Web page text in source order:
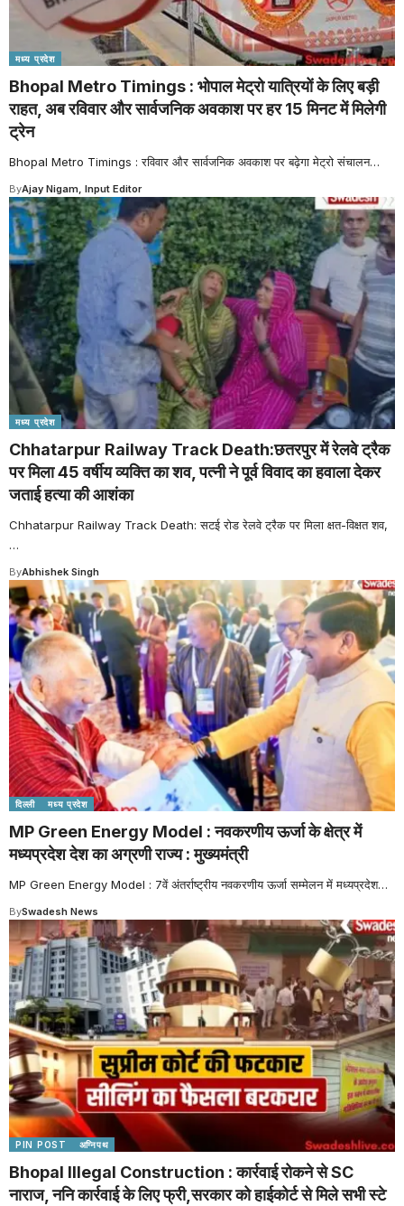
मध्य प्रदेश
Bhopal Metro Timings : भोपाल मेट्रो यात्रियों के लिए बड़ी
राहत, अब रविवार और सार्वजनिक अवकाश पर हर 15 मिनट में मिलेगी
ट्रेन
Bhopal Metro Timings : रविवार और सार्वजनिक अवकाश पर बढ़ेगा मेट्रो संचालन…
ByAjay Nigam, Input Editor
मध्य प्रदेश
Chhatarpur Railway Track Death:छतरपुर में रेलवे ट्रैक
पर मिला 45 वर्षीय व्यक्ति का शव, पत्नी ने पूर्व विवाद का हवाला देकर
जताई हत्या की आशंका
Chhatarpur Railway Track Death: सटई रोड रेलवे ट्रैक पर मिला क्षत-विक्षत शव,
…
ByAbhishek Singh
दिल्ली मध्य प्रदेश
MP Green Energy Model : नवकरणीय ऊर्जा के क्षेत्र में
मध्यप्रदेश देश का अग्रणी राज्य : मुख्यमंत्री
MP Green Energy Model : 7वें अंतर्राष्ट्रीय नवकरणीय ऊर्जा सम्मेलन में मध्यप्रदेश…
BySwadesh News
PIN POST अग्निपथ
Bhopal Illegal Construction : कार्रवाई रोकने से SC
नाराज, ननि कार्रवाई के लिए फ्री,सरकार को हाईकोर्ट से मिले सभी स्टे